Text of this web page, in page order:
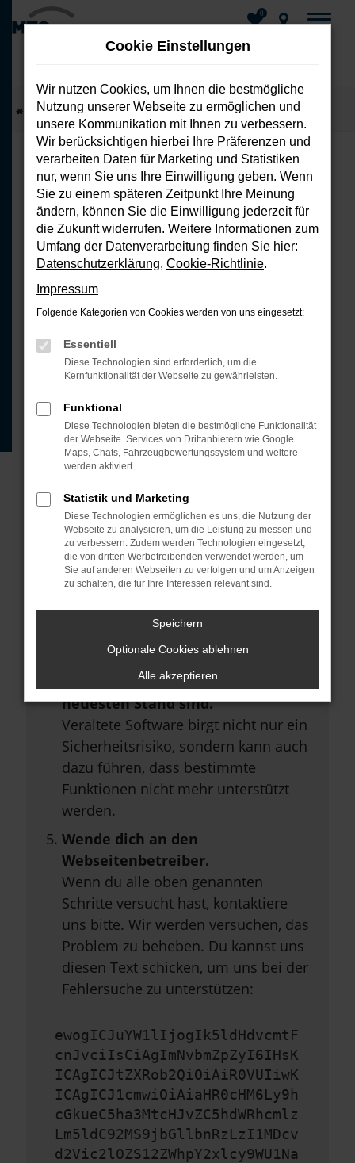
Zum
Hauptinhalt
springen
0
Startseite Fahrzeuge Fahrzeug-Showroom
FEHLER: NETWORK ERROR
Beim Laden ist ein Fehler aufgetreten.
Hier sind ein paar Tipps, die dir helfen
können:
Überprüfe deine Firewall und
deine Internetverbindung.
Laden andere Webseiten, zum
Beispiel deine Suchmaschine?
Browsererweiterungen.
Manche Erweiterungen, wie
Werbeblocker, können das Laden
bestimmter Seiten verhindern.
Funktioniert die Seite in einem
anderen Browser oder in einem
privaten Fenster?
Starte dein Gerät neu.
Das kann manchmal helfen,
vorübergehende Probleme zu
Stelle sicher, dass dein Browser
und dein Betriebssystem auf dem
neuesten Stand sind.
Veraltete Software birgt nicht nur ein
Sicherheitsrisiko, sondern kann auch
dazu führen, dass bestimmte
Funktionen nicht mehr unterstützt
werden.
Wende dich an den
Webseitenbetreiber.
Wenn du alle oben genannten
Schritte versucht hast, kontaktiere
uns bitte. Wir werden versuchen, das
Problem zu beheben. Du kannst uns
diesen Text schicken, um uns bei der
Fehlersuche zu unterstützen:
ewogICJuYW1lIjogIk5ldHdvcmtF
cnJvciIsCiAgImNvbmZpZyI6IHsK
ICAgICJtZXRob2QiOiAiR0VUIiwK
ICAgICJ1cmwiOiAiaHR0cHM6Ly9h
cGkueC5ha3MtcHJvZC5hdWRhcmlz
Lm5ldC92MS9jbGllbnRzLzI1MDcv
d2Vic2l0ZS12ZWhpY2xlcy9WU1Na
Cookie Einstellungen
Wir nutzen Cookies, um Ihnen die bestmögliche
Nutzung unserer Webseite zu ermöglichen und
unsere Kommunikation mit Ihnen zu verbessern.
Wir berücksichtigen hierbei Ihre Präferenzen und
verarbeiten Daten für Marketing und Statistiken
nur, wenn Sie uns Ihre Einwilligung geben. Wenn
Sie zu einem späteren Zeitpunkt Ihre Meinung
ändern, können Sie die Einwilligung jederzeit für
die Zukunft widerrufen. Weitere Informationen zum
Umfang der Datenverarbeitung finden Sie hier:
Datenschutzerklärung, Cookie-Richtlinie.
Impressum
Folgende Kategorien von Cookies werden von uns eingesetzt:
Essentiell
Diese Technologien sind erforderlich, um die
Kernfunktionalität der Webseite zu gewährleisten.
Funktional
Diese Technologien bieten die bestmögliche Funktionalität
der Webseite. Services von Drittanbietern wie Google
Maps, Chats, Fahrzeugbewertungssystem und weitere
werden aktiviert.
Statistik und Marketing
Diese Technologien ermöglichen es uns, die Nutzung der
Webseite zu analysieren, um die Leistung zu messen und
zu verbessern. Zudem werden Technologien eingesetzt,
die von dritten Werbetreibenden verwendet werden, um
Sie auf anderen Webseiten zu verfolgen und um Anzeigen
zu schalten, die für Ihre Interessen relevant sind.
Speichern
Optionale Cookies ablehnen
Alle akzeptieren